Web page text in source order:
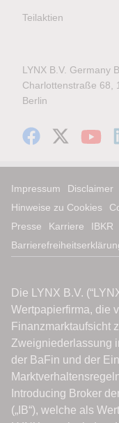
Teilaktien
LYNX B.V. Germany
Charlottenstraße 68,
Berlin
Impressum Disclaimer
Hinweise zu Cookies
Presse
Karriere IBKR